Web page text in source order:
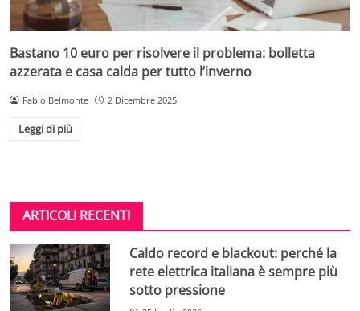
Bastano 10 euro per risolvere il problema: bolletta
azzerata e casa calda per tutto l’inverno
Fabio Belmonte 2 Dicembre 2025
Leggi di più
ARTICOLI RECENTI
Caldo record e blackout: perché la
rete elettrica italiana è sempre più
sotto pressione